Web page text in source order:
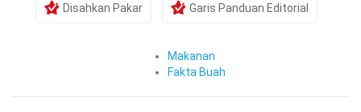
Disahkan Pakar Garis Panduan Editorial
Makanan
Fakta Buah